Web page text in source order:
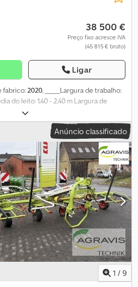
38 500 €
Preço fixo acresce IVA
(45 815 € bruto)
Ligar
fabrico: 2020, _____Largura de trabalho:
do leito: 1,40 - 2,40 m Largura de
de transporte: 9,95 m Altura de
central Número de rotores: 4 Diâmetro
braços de lâminas por rotor: 11 no
traseiro / 4 lâminas duplas por braço
MASTERDRIVE GIII, selada e sem
Usx Akcsha Suspensão oscilante 3D 4
38.500,00 euros, sem IVA
Anúncio classificado
1 / 9